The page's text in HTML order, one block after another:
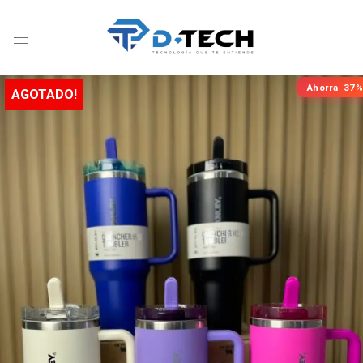
Ahorra 37%
AGOTADO!